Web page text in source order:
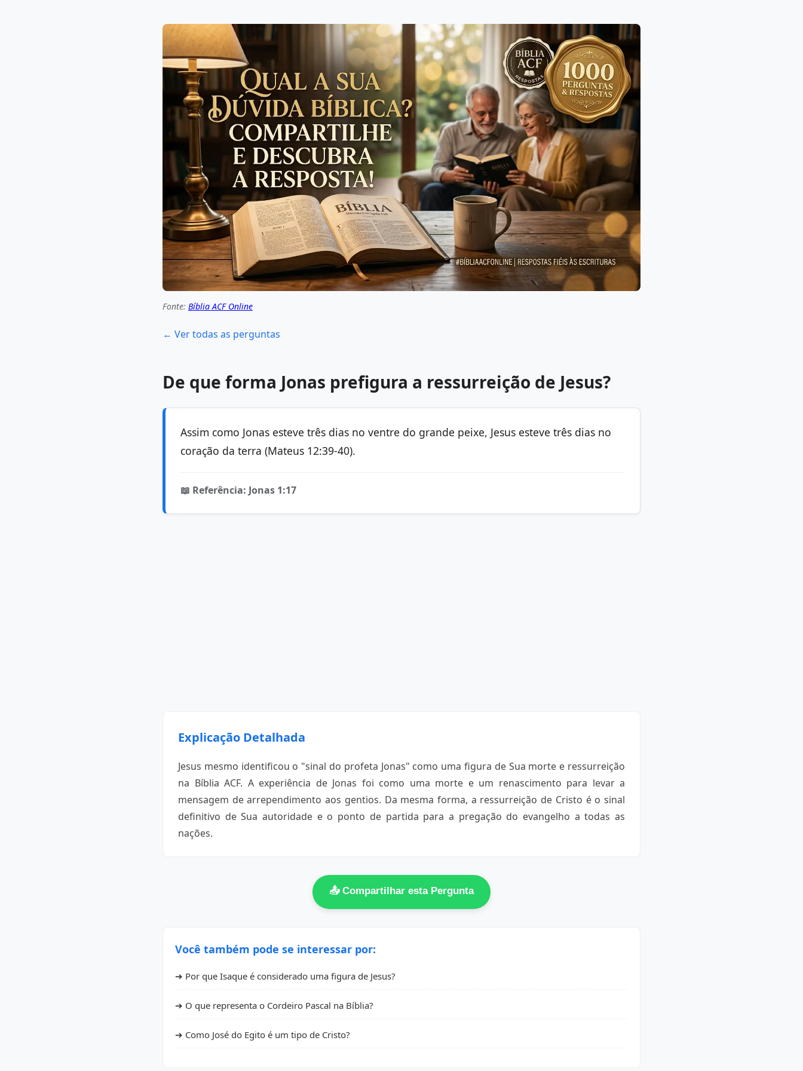
Fonte: Bíblia ACF Online
← Ver todas as perguntas
De que forma Jonas prefigura a ressurreição de Jesus?
Assim como Jonas esteve três dias no ventre do grande peixe, Jesus esteve três dias no
coração da terra (Mateus 12:39-40).
📖 Referência: Jonas 1:17
Explicação Detalhada
Jesus mesmo identificou o "sinal do profeta Jonas" como uma figura de Sua morte e ressurreição
na Bíblia ACF. A experiência de Jonas foi como uma morte e um renascimento para levar a
mensagem de arrependimento aos gentios. Da mesma forma, a ressurreição de Cristo é o sinal
definitivo de Sua autoridade e o ponto de partida para a pregação do evangelho a todas as
nações.
📤 Compartilhar esta Pergunta
Você também pode se interessar por:
➔ Por que Isaque é considerado uma figura de Jesus?
➔ O que representa o Cordeiro Pascal na Bíblia?
➔ Como José do Egito é um tipo de Cristo?